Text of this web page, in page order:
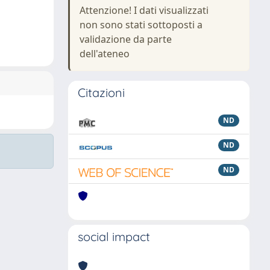
Attenzione! I dati visualizzati
non sono stati sottoposti a
validazione da parte
dell'ateneo
Citazioni
ND
ND
ND
social impact